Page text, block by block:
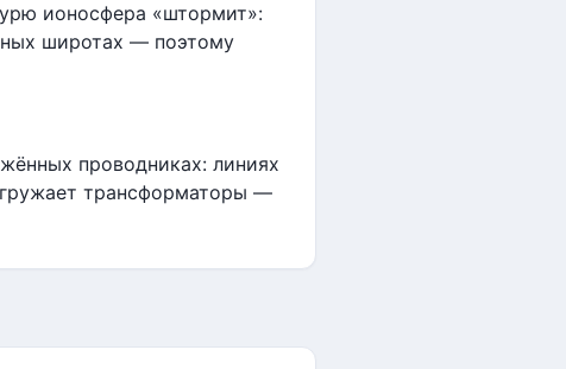
ионосфера «штормит»:
широтах — поэтому
проводниках: линиях
трансформаторы —